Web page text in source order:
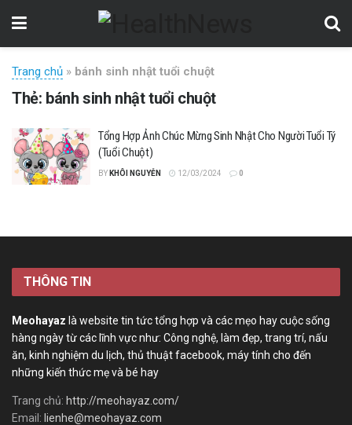
Trang chủ » bánh sinh nhật tuổi chuột
Thẻ: bánh sinh nhật tuổi chuột
Tổng Hợp Ảnh Chúc Mừng Sinh Nhật Cho Người Tuổi Tý
(Tuổi Chuột)
BY KHÔI NGUYỄN 12/03/2024 0
THÔNG TIN
Meohayaz là website tin tức tổng hợp và các mẹo hay cuộc sống
hàng ngày từ các lĩnh vực như: Công nghệ, làm đẹp, trang trí, nấu
ăn, kinh nghiệm du lịch, thủ thuật facebook, máy tính cho đến
những kiến thức mẹ và bé hay
Trang chủ: http://meohayaz.com/
Email: lienhe@meohayaz.com